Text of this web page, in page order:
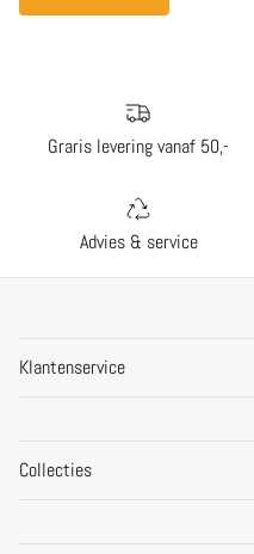
Graris levering vanaf 50,-
Advies & service
Klantenservice
Collecties